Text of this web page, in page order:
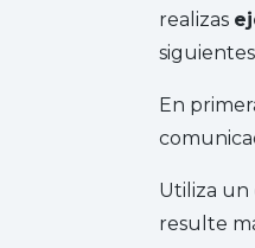
realizas
En
Utiliza un
resulte